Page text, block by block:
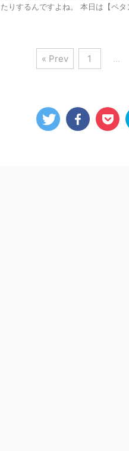
たりするんですよね。 本日は【ペタ
« Prev 1 …